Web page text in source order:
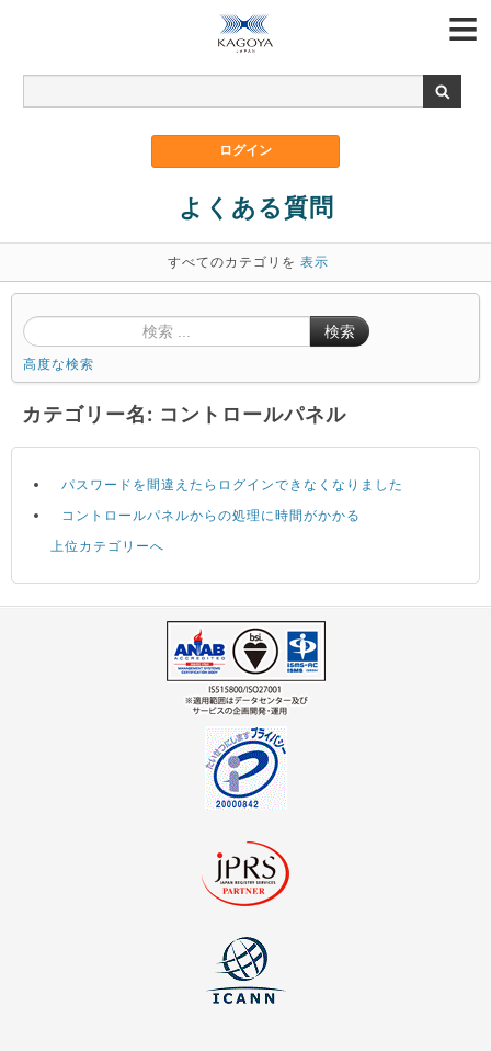
よくある質問
すべてのカテゴリを 表示
検索
高度な検索
カテゴリー名: コントロールパネル
パスワードを間違えたらログインできなくなりました
コントロールパネルからの処理に時間がかかる
上位カテゴリーへ